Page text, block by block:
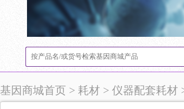
基因商城首页 > 耗材 > 仪器配套耗材